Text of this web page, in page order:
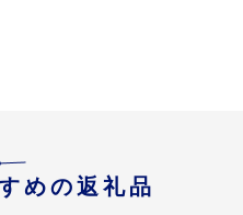
めの返礼品